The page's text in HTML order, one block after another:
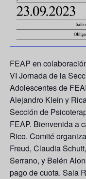
FEAP en
VI Jornada de la
Adolescentes de
Alejandro Klein y
Sección de
FEAP. Bienvenida a
Rico. Comité
Freud, Claudia
Serrano, y Belén
pago de cuota. Sala